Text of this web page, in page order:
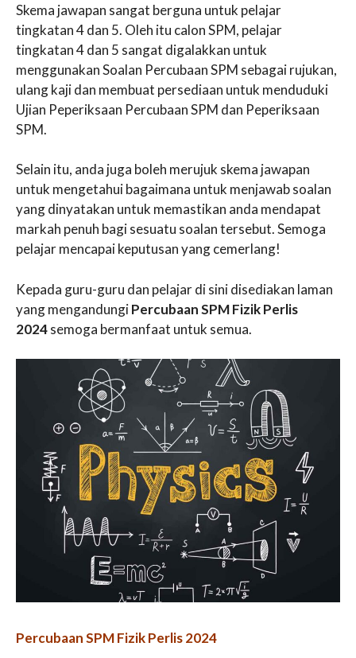
Skema jawapan sangat berguna untuk pelajar
tingkatan 4 dan 5. Oleh itu calon SPM, pelajar
tingkatan 4 dan 5 sangat digalakkan untuk
menggunakan Soalan Percubaan SPM sebagai rujukan,
ulang kaji dan membuat persediaan untuk menduduki
Ujian Peperiksaan Percubaan SPM dan Peperiksaan
SPM.
Selain itu, anda juga boleh merujuk skema jawapan
untuk mengetahui bagaimana untuk menjawab soalan
yang dinyatakan untuk memastikan anda mendapat
markah penuh bagi sesuatu soalan tersebut. Semoga
pelajar mencapai keputusan yang cemerlang!
Kepada guru-guru dan pelajar di sini disediakan laman
yang mengandungiPercubaan SPM Fizik Perlis
2024semoga bermanfaat untuk semua.
Percubaan SPM Fizik Perlis 2024